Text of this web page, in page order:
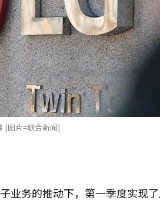
[图片=联合新闻]
业务的推动下，第一季度实现